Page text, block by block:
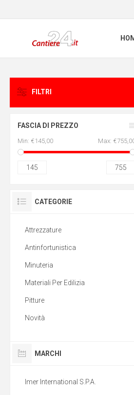
FILTRI
FASCIA DI PREZZO
Min: €145,00 Max:
145 755
CATEGORIE
Attrezzature
Antinfortunistica
Minuteria
Materiali Per Edilizia
Pitture
Novità
MARCHI
Imer International S.P.A.